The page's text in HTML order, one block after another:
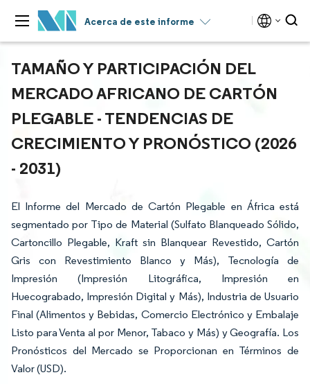
Acerca de este informe
TAMAÑO Y PARTICIPACIÓN DEL
MERCADO AFRICANO DE CARTÓN
PLEGABLE - TENDENCIAS DE
CRECIMIENTO Y PRONÓSTICO (2026
- 2031)
El Informe del Mercado de Cartón Plegable en África está
segmentado por Tipo de Material (Sulfato Blanqueado Sólido,
Cartoncillo Plegable, Kraft sin Blanquear Revestido, Cartón
Gris con Revestimiento Blanco y Más), Tecnología de
Impresión (Impresión Litográfica, Impresión en
Huecograbado, Impresión Digital y Más), Industria de Usuario
Final (Alimentos y Bebidas, Comercio Electrónico y Embalaje
Listo para Venta al por Menor, Tabaco y Más) y Geografía. Los
Pronósticos del Mercado se Proporcionan en Términos de
Valor (USD).